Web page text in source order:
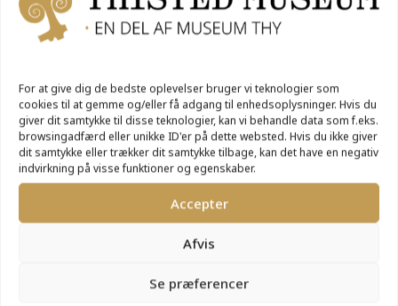
For at give dig de bedste oplevelser bruger vi teknologier som
cookies til at gemme og/eller få adgang til enhedsoplysninger. Hvis du
giver dit samtykke til disse teknologier, kan vi behandle data som f.eks.
browsingadfærd eller unikke ID'er på dette websted. Hvis du ikke giver
dit samtykke eller trækker dit samtykke tilbage, kan det have en negativ
indvirkning på visse funktioner og egenskaber.
Accepter
Afvis
Se præferencer
Mandag 3. august 11:00 - 16:00
4. august